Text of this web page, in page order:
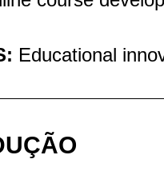
Educational